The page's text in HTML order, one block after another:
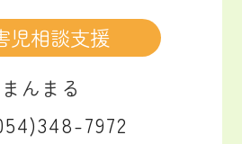
児相談支援
まんまる
7972